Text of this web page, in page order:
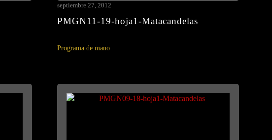
PMGN11-19-hoja1-Matacandelas
septiembre 27, 2012
Programa de mano